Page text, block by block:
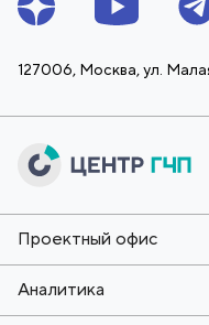
127006, Москва, ул.
Проектный офис
Аналитика